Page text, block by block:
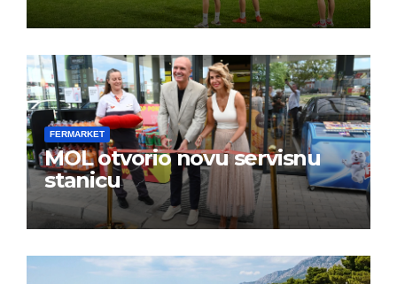
FERMARKET
MOL otvorio novu servisnu
stanicu